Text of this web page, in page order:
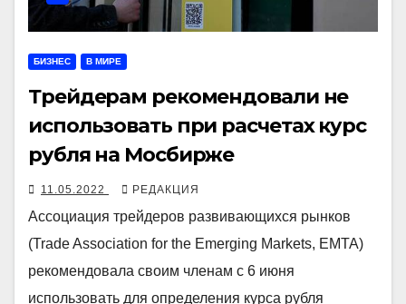
БИЗНЕС В МИРЕ
Трейдерам рекомендовали не
использовать при расчетах курс
рубля на Мосбирже
11.05.2022 РЕДАКЦИЯ
Ассоциация трейдеров развивающихся рынков
(Trade Association for the Emerging Markets, EMTA)
рекомендовала своим членам с 6 июня
использовать для определения курса рубля